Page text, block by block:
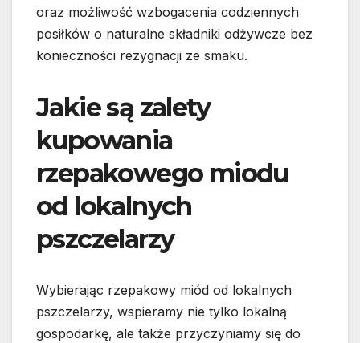
oraz możliwość wzbogacenia codziennych
posiłków o naturalne składniki odżywcze bez
konieczności rezygnacji ze smaku.
Jakie są zalety
kupowania
rzepakowego miodu
od lokalnych
pszczelarzy
Wybierając rzepakowy miód od lokalnych
pszczelarzy, wspieramy nie tylko lokalną
gospodarkę, ale także przyczyniamy się do